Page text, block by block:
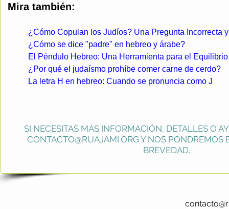
Mira también:
¿Cómo Copulan los Judíos? Una Pregunta Incorrecta
¿Cómo se dice "padre" en hebreo y árabe?
El Péndulo Hebreo: Una Herramienta para el
¿Por qué el judaísmo prohíbe comer carne de cerdo?
La letra H en hebreo: Cuando se pronuncia como J
SI NECESITAS MÁS INFORMACIÓN, DETALLES O
CONTACTO@RUAJAMI.ORGY NOS PONDREMOS
BREVEDAD.